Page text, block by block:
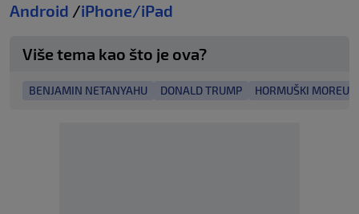
Android /iPhone/iPad
Više tema kao što je ova?
BENJAMIN NETANYAHU DONALD TRUMP HORMUŠKI MOREUZ